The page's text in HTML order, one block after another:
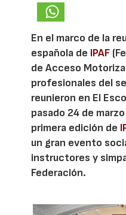
En el marco de la
española de IPAF
de Acceso
profesionales del
reunieron en El
pasado 24 de
primera edición de
un gran evento
instructores y
Federación.